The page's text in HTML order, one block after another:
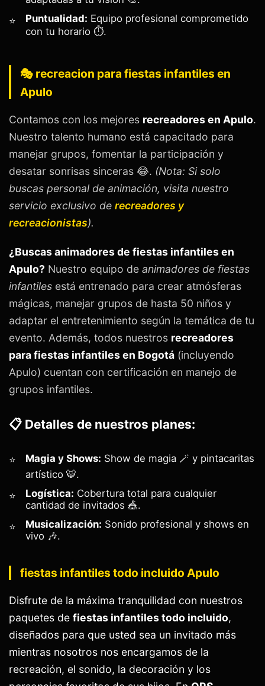
Puntualidad: Equipo profesional comprometido
con tu horario ⏱️.
🎭 recreacion para fiestas infantiles en
Apulo
Contamos con los mejores recreadores en Apulo.
Nuestro talento humano está capacitado para
manejar grupos, fomentar la participación y
desatar sonrisas sinceras 😂. (Nota: Si solo
buscas personal de animación, visita nuestro
servicio exclusivo de recreadores y
recreacionistas).
¿Buscas animadores de fiestas infantiles en
Apulo? Nuestro equipo de animadores de fiestas
infantiles está entrenado para crear atmósferas
mágicas, manejar grupos de hasta 50 niños y
adaptar el entretenimiento según la temática de tu
evento. Además, todos nuestros recreadores
para fiestas infantiles en Bogotá (incluyendo
Apulo) cuentan con certificación en manejo de
grupos infantiles.
📋 Detalles de nuestros planes:
Magia y Shows: Show de magia 🪄 y pintacaritas
artístico 🐯.
Logística: Cobertura total para cualquier
cantidad de invitados 🎪.
Musicalización: Sonido profesional y shows en
vivo 🎶.
fiestas infantiles todo incluido Apulo
Disfrute de la máxima tranquilidad con nuestros
paquetes de fiestas infantiles todo incluido,
diseñados para que usted sea un invitado más
mientras nosotros nos encargamos de la
recreación, el sonido, la decoración y los